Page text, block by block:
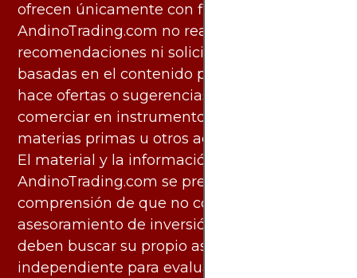
ofrecen únicamente con fines informativos.
AndinoTrading.com no realiza
recomendaciones ni solicita acciones
basadas en el contenido proporcionado, ni
hace ofertas o sugerencias para invertir o
comerciar en instrumentos financieros,
materias primas u otros activos.
El material y la información disponibles en
AndinoTrading.com se presentan con la
comprensión de que no constituyen
asesoramiento de inversión. Los usuarios
deben buscar su propio asesoramiento
independiente para evaluar los riesgos y